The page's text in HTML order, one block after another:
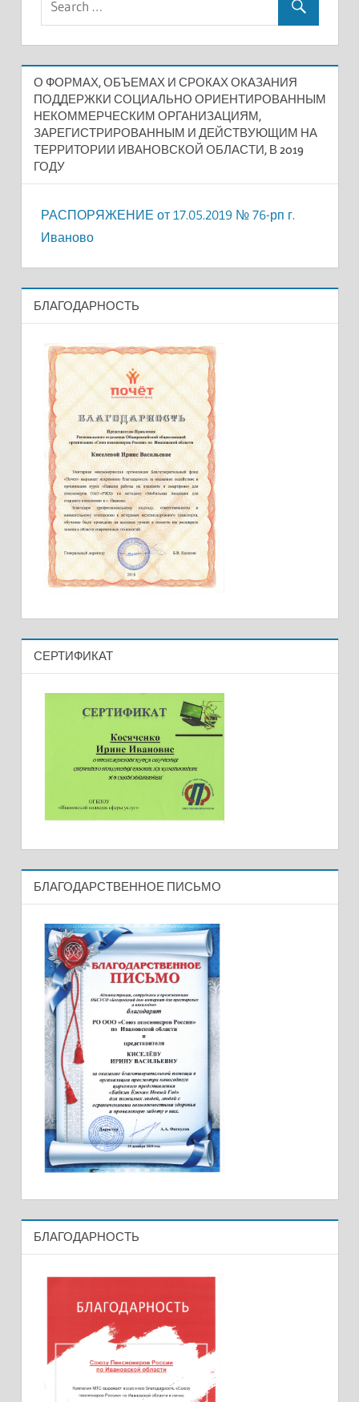
О ФОРМАХ, ОБЪЕМАХ И СРОКАХ ОКАЗАНИЯ
ПОДДЕРЖКИ СОЦИАЛЬНО ОРИЕНТИРОВАННЫМ
НЕКОММЕРЧЕСКИМ ОРГАНИЗАЦИЯМ,
ЗАРЕГИСТРИРОВАННЫМ И ДЕЙСТВУЮЩИМ НА
ТЕРРИТОРИИ ИВАНОВСКОЙ ОБЛАСТИ, В 2019
ГОДУ
РАСПОРЯЖЕНИЕ от 17.05.2019 № 76-рп г.
Иваново
БЛАГОДАРНОСТЬ
СЕРТИФИКАТ
БЛАГОДАРСТВЕННОЕ ПИСЬМО
БЛАГОДАРНОСТЬ